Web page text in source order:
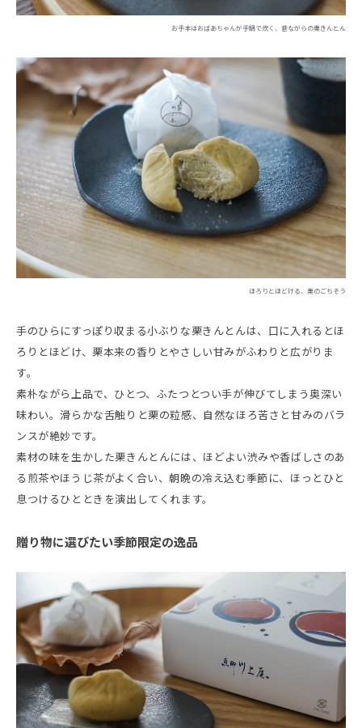
お手本はおばあちゃんが手鍋で炊く、昔ながらの栗きんとん
ほろりとほどける、栗のごちそう
手のひらにすっぽり収まる小ぶりな栗きんとんは、口に入れるとほ
ろりとほどけ、栗本来の香りとやさしい甘みがふわりと広がりま
す。
素朴ながら上品で、ひとつ、ふたつとつい手が伸びてしまう奥深い
味わい。滑らかな舌触りと栗の粒感、自然なほろ苦さと甘みのバラ
ンスが絶妙です。
素材の味を生かした栗きんとんには、ほどよい渋みや香ばしさのあ
る煎茶やほうじ茶がよく合い、朝晩の冷え込む季節に、ほっとひと
息つけるひとときを演出してくれます。
贈り物に選びたい季節限定の逸品